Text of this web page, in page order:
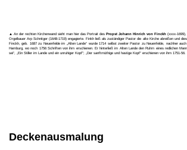
▲ An der rechten Kirchenwand sieht man hier das Portrait des Propst Johann Hinrich von Finckh (xxxx-1699),
Orgelbauer Arp Schnitger (1648-1719) engagierte. Finkh ließ als zuständiger Pastor die alte Kirche abreißen und
Finckh, geb. 1687 zu Neuenfelde im „Alten Lande“ wurde 1714 selbst zweiter Pastor zu Neuenfelde, nachher
Hamburg, wo noch 1756 Schriften von ihm erschienen. Er hinterließ im Alten Lande den Ruhm eines redlichen
sei“, „Ein Stiller im Lande und ein unruhiger Kopf"; „Der sanftmüthige und hastige Kopf“ erschienen von ihm 1751-56.
Deckenausmalung